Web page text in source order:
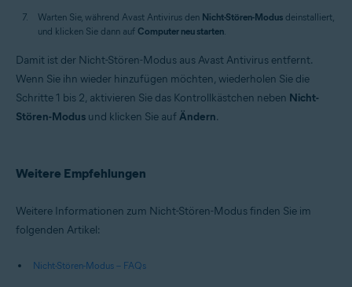
Warten Sie, während Avast Antivirus den Nicht-Stören-Modus deinstalliert,
und klicken Sie dann auf Computer neu starten.
Damit ist der Nicht-Stören-Modus aus Avast Antivirus entfernt.
Wenn Sie ihn wieder hinzufügen möchten, wiederholen Sie die
Schritte 1 bis 2, aktivieren Sie das Kontrollkästchen neben Nicht-
Stören-Modus und klicken Sie aufÄndern.
Weitere Empfehlungen
Weitere Informationen zum Nicht-Stören-Modus finden Sie im
folgenden Artikel:
Nicht-Stören-Modus – FAQs